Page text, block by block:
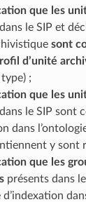
que les
le SIP et
sont
d’unité
;
que les
le SIP sont
dans
y sont
que les
présents dans